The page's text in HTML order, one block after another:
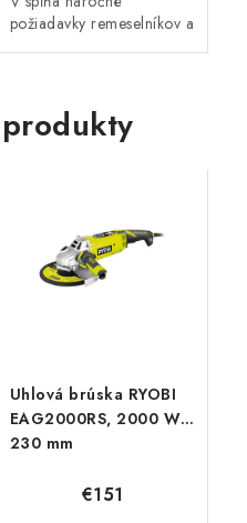
požiadavky remeselníkov a
splniť aj...
Uhlová brúska RYOBI
EAG2000RS, 2000 W,
230 mm
€151